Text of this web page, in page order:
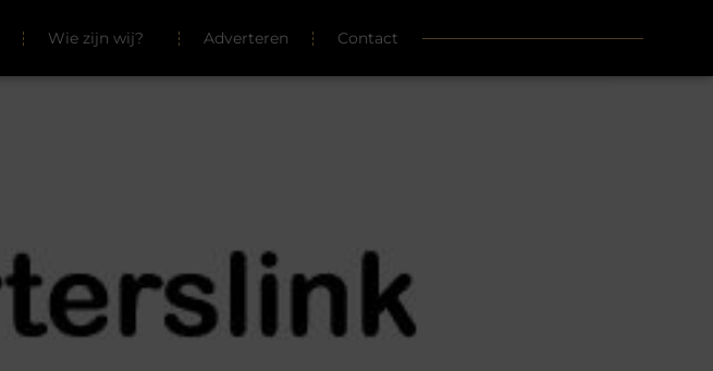
Wie zijn wij? Adverteren Contact